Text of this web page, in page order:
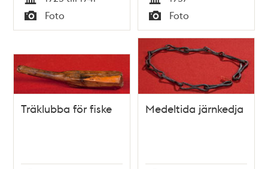
Tid
Typ
Foto Tid
Typ
Foto
Träklubba för fiske Medeltida järnkedja